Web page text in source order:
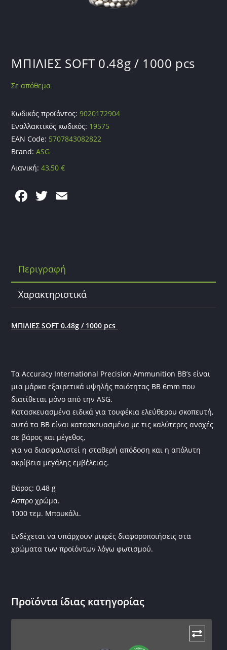
ΜΠΙΛΙΕΣ SOFT 0.48g / 1000 pcs
Σε απόθεμα
Κωδικός προϊόντος:9020172904
Εναλλακτικός κωδικός: 19575
EAN Code: 5707843082822
Brand:ASG
Λιανική:43,50€
F
o
o
T
Περιγραφή
Χαρακτηριστικά
ΜΠΙΛΙΕΣ SOFT 0.48g / 1000 pcs
Τα Accuracy International Precision Ammunition BB’s είναι
μια μάρκα εξαιρετικά υψηλής ποιότητας BB 6mm που
διατίθεται μόνο από την ASG.
Κατασκευασμένα ειδικά για τουφέκια ελεύθερου σκοπευτή,
αυτά τα BB είναι κατασκευασμένα με τις καλύτερες ανοχές
σε βάρος και μέγεθος,
για να διασφαλιστεί η σταθερή απόδοση και η απόλυτη
ακρίβεια μεγάλης εμβέλειας.
Βάρος: 0,48 g
Ασπρο χρώμα.
1000 τεμ. Μπουκάλι.
Ενδέχεται να υπάρχουν μικρές διαφοροποιήσεις στα
χρώματα των προϊόντων λόγω φωτισμού.
Προϊόντα ίδιας κατηγορίας